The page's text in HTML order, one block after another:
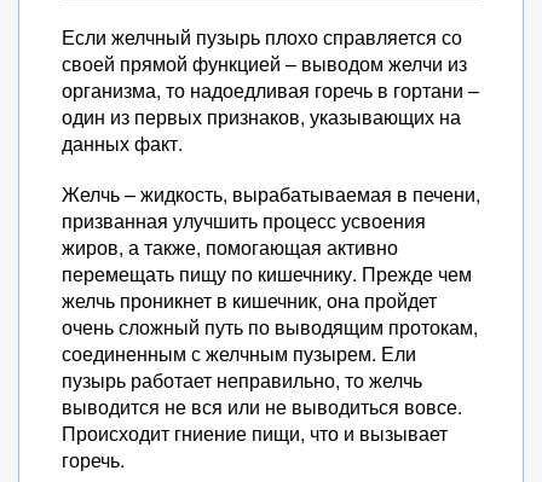
Если желчный пузырь плохо справляется со
своей прямой функцией – выводом желчи из
организма, то надоедливая горечь в гортани –
один из первых признаков, указывающих на
данных факт.
Желчь – жидкость, вырабатываемая в печени,
призванная улучшить процесс усвоения
жиров, а также, помогающая активно
перемещать пищу по кишечнику. Прежде чем
желчь проникнет в кишечник, она пройдет
очень сложный путь по выводящим протокам,
соединенным с желчным пузырем. Ели
пузырь работает неправильно, то желчь
выводится не вся или не выводиться вовсе.
Происходит гниение пищи, что и вызывает
горечь.